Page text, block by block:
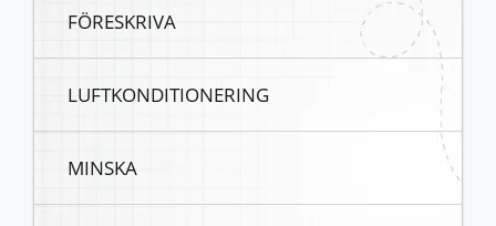
FÖRESKRIVA
LUFTKONDITIONERING
MINSKA